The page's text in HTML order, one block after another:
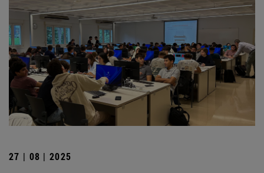
27 | 08 | 2025